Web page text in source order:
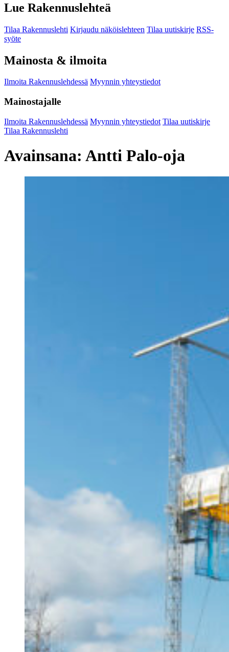
Lue Rakennuslehteä
Tilaa Rakennuslehti Kirjaudu näköislehteen Tilaa uutiskirje RSS-
syöte
Mainosta & ilmoita
Ilmoita Rakennuslehdessä Myynnin yhteystiedot
Mainostajalle
Ilmoita Rakennuslehdessä Myynnin yhteystiedot Tilaa uutiskirje
Tilaa Rakennuslehti
Avainsana: Antti Palo-oja